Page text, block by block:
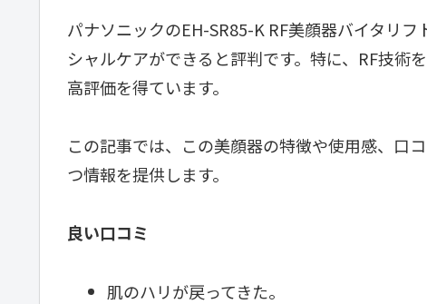
パナソニックのEH-SR85-K RF美顔器バイタリ
シャルケアができると評判です。特に、RF技術
高評価を得ています。
この記事では、この美顔器の特徴や使用感、口
つ情報を提供します。
良い口コミ
肌のハリが戻ってきた。